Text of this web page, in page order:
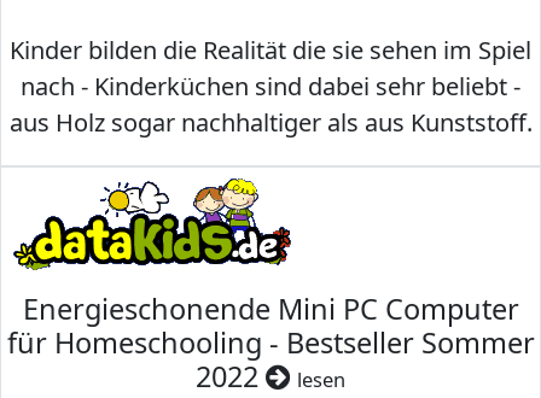
Kinder bilden die Realität die sie sehen im Spiel
nach - Kinderküchen sind dabei sehr beliebt -
aus Holz sogar nachhaltiger als aus Kunststoff.
Energieschonende Mini PC Computer
für Homeschooling - Bestseller Sommer
2022
lesen